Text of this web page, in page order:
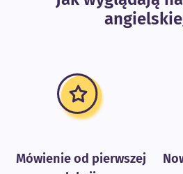
Mówienie od pierwszej